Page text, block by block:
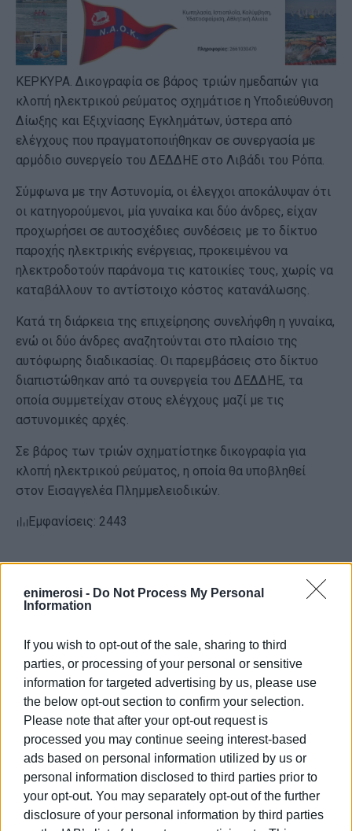
enimerosi - Do Not Process My Personal
Information
If you wish to opt-out of the sale, sharing to third
parties, or processing of your personal or sensitive
information for targeted advertising by us, please use
the below opt-out section to confirm your selection.
Please note that after your opt-out request is
processed you may continue seeing interest-based
ads based on personal information utilized by us or
personal information disclosed to third parties prior to
your opt-out. You may separately opt-out of the further
disclosure of your personal information by third parties
ΚΕΡΚΥΡΑ. Δικογραφία σε βάρος τριών ημεδαπών για
κλοπή ηλεκτρικού ρεύματος σχημάτισε η Υποδιεύθυνση
Δίωξης και Εξιχνίασης Εγκλημάτων, ύστερα από
ελέγχους που πραγματοποιήθηκαν σε συνεργασία με
αρμόδιο συνεργείο του ΔΕΔΔΗΕ στο Λιβάδι του Ρόπα.
Σύμφωνα με την Αστυνομία, οι έλεγχοι αποκάλυψαν ότι
οι κατηγορούμενοι, μία γυναίκα και δύο άνδρες, είχαν
προχωρήσει σε αυτοσχέδιες συνδέσεις με το δίκτυο
παροχής ηλεκτρικής ενέργειας, προκειμένου να
ηλεκτροδοτούν παράνομα τις κατοικίες τους, χωρίς να
καταβάλλουν το αντίστοιχο κόστος κατανάλωσης.
Κατά τη διάρκεια της επιχείρησης συνελήφθη η γυναίκα,
ενώ οι δύο άνδρες αναζητούνται στο πλαίσιο της
αυτόφωρης διαδικασίας. Οι παρεμβάσεις στο δίκτυο
διαπιστώθηκαν από τα συνεργεία του ΔΕΔΔΗΕ, τα
οποία συμμετείχαν στους ελέγχους μαζί με τις
αστυνομικές αρχές.
Σε βάρος των τριών σχηματίστηκε δικογραφία για
κλοπή ηλεκτρικού ρεύματος, η οποία θα υποβληθεί
στον Εισαγγελέα Πλημμελειοδικών.
Εμφανίσεις: 2443
ΓΙΩΡΓΟΣ ΚΑΤΣΑΪΤΗΣ
Είναι ο εκδότης - διευθυντής της Ενημέρωσης.
Έχει σπουδάσει και εργαστεί ως μηχανικός και
ηλεκτρονικός. Δημοσιογραφεί από τις αρχές της
δεκαετίας του 1980. Έχει συνεργαστεί με σχεδόν
όλες τις αθηναϊκές εφημερίδες. Διετέλεσε
πρόεδρος του Συνδέσμου Ημερησίων